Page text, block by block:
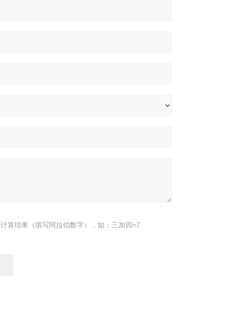
算结果（填写阿拉伯数字），如：三加四=7